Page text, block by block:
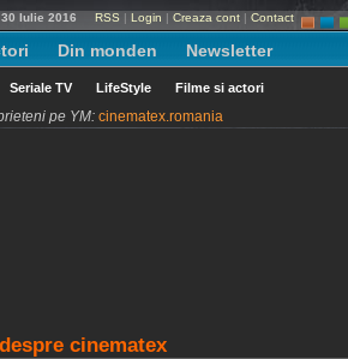
Iulie 2016 RSS | Login | Creaza cont | Contact
Din monden Newsletter
Seriale TV LifeStyle Filme si actori
pe YM: cinematex.romania
despre cinematex